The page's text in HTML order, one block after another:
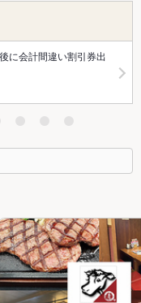
に会計間違い割引券出